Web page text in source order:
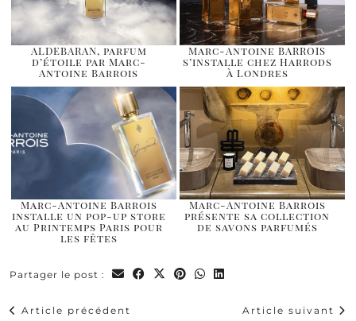
ALDEBARAN, parfum
d’étoile par Marc-
Antoine Barrois
Marc-Antoine BARROIS
s’installe chez Harrods
à Londres
Marc-Antoine Barrois
installe un pop-up store
au Printemps Paris pour
les fêtes
Marc-Antoine Barrois
présente sa collection
de savons parfumés
Partager le post :
Article précédent
Article suivant